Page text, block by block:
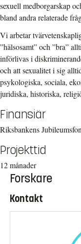
sexuell medborgarskap
bland andra relaterade
Vi arbetar
”hälsosamt” och ”bra”
införlivas i
och att sexualitet i sig
psykologiska, sociala,
juridiska, historiska,
Finansiär
Riksbankens
Projekttid
12 månader
Forskare
Kontakt